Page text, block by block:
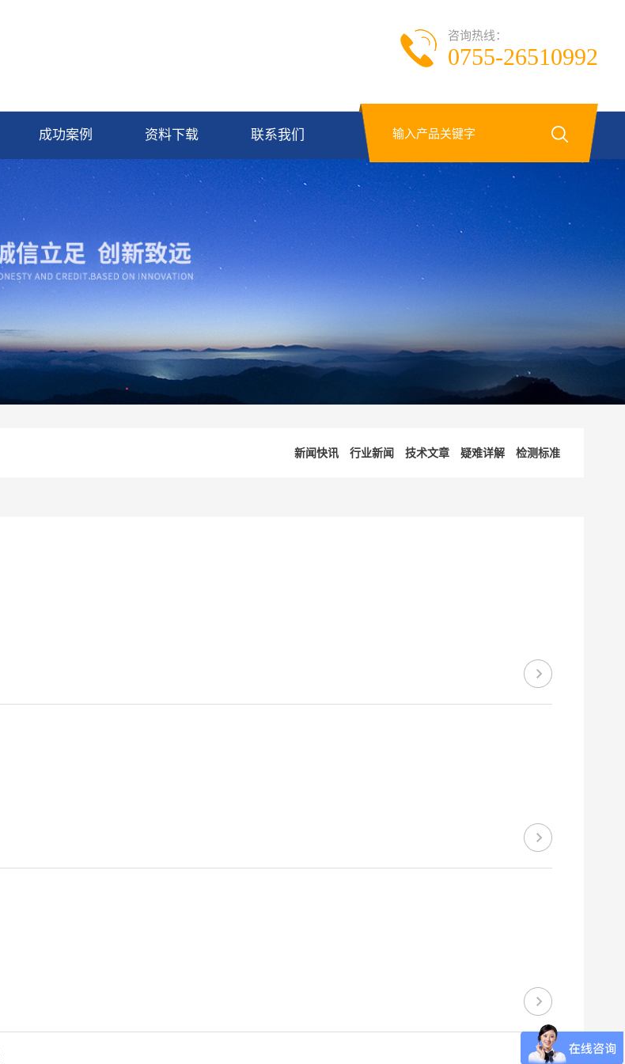
咨询热线：
0755-26510992
成功案例 资料下载 联系我们
新闻快讯 行业新闻 技术文章 疑难详解 检测标准